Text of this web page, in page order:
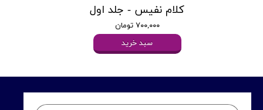
کلام نفیس - جلد اول
۷۰۰,۰۰۰ تومان
سبد خرید